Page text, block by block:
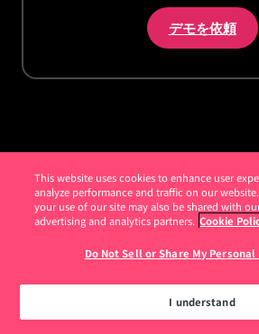
デモを依頼
お客様事例
年次イベント Pendomonium
Pendoアカデミー
This website uses cookies to enhance user
analyze performance and traffic on our
your use of our site may also be shared with
advertising and analytics partners. Cookie
Do Not Sell or Share My
I understand